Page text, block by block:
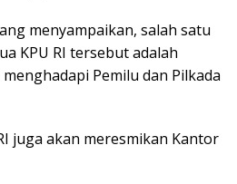
menyampaikan, salah satu
KPU RI tersebut adalah
Pemilu dan Pilkada
juga akan meresmikan Kantor